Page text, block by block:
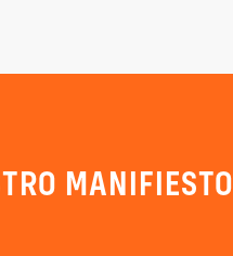
MANIFIESTO